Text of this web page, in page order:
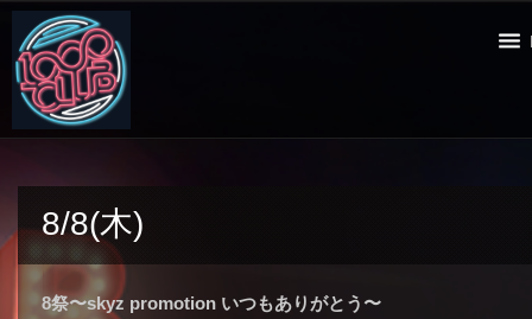
8/8(木)
8祭〜skyz promotion いつもありがとう〜